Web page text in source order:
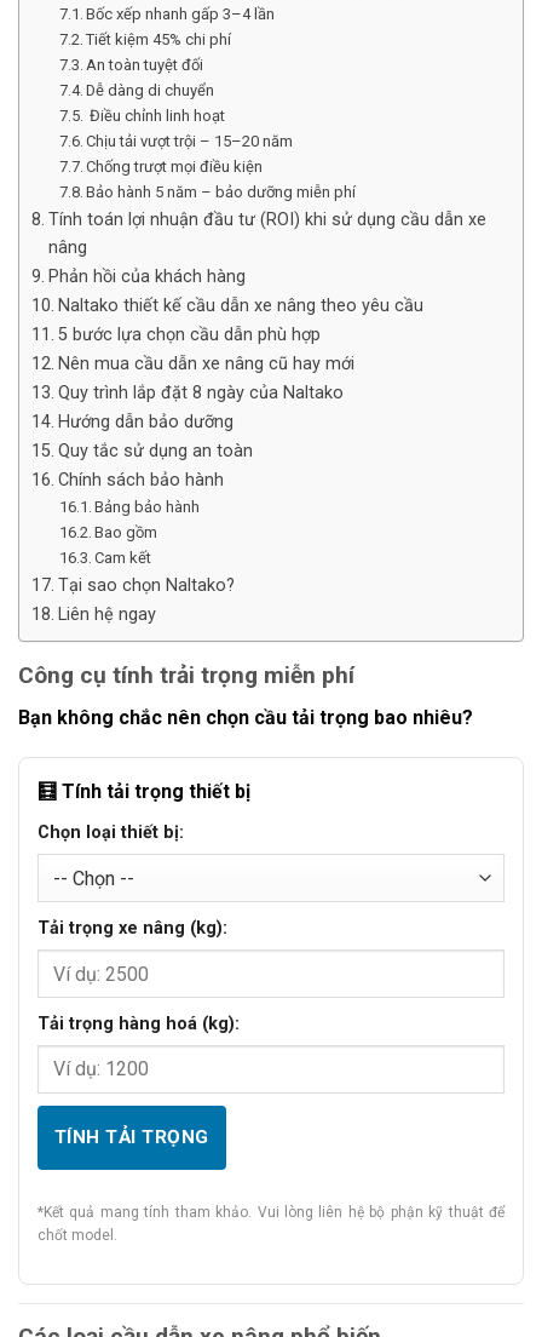
Bốc xếp nhanh gấp 3–4 lần
Tiết kiệm 45% chi phí
An toàn tuyệt đối
Dễ dàng di chuyển
Điều chỉnh linh hoạt
Chịu tải vượt trội – 15–20 năm
Chống trượt mọi điều kiện
Bảo hành 5 năm – bảo dưỡng miễn phí
Tính toán lợi nhuận đầu tư (ROI) khi sử dụng cầu dẫn xe
nâng
Phản hồi của khách hàng
Naltako thiết kế cầu dẫn xe nâng theo yêu cầu
5 bước lựa chọn cầu dẫn phù hợp
Nên mua cầu dẫn xe nâng cũ hay mới
Quy trình lắp đặt 8 ngày của Naltako
Hướng dẫn bảo dưỡng
Quy tắc sử dụng an toàn
Chính sách bảo hành
Bảng bảo hành
Bao gồm
Cam kết
Tại sao chọn Naltako?
Liên hệ ngay
Công cụ tính trải trọng miễn phí
Bạn không chắc nên chọn cầu tải trọng bao nhiêu?
🧮 Tính tải trọng thiết bị
Chọn loại thiết bị:
Tải trọng xe nâng (kg):
Tải trọng hàng hoá (kg):
TÍNH TẢI TRỌNG
*Kết quả mang tính tham khảo. Vui lòng liên hệ bộ phận kỹ thuật để
chốt model.